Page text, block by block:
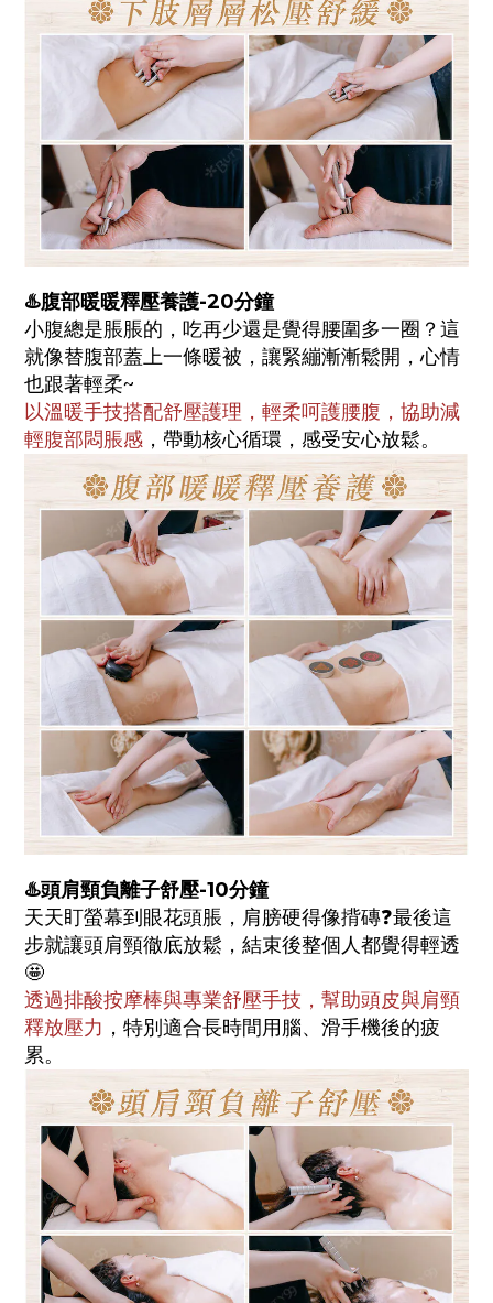
♨️腹部暖暖釋壓養護-20分鐘
小腹總是脹脹的，吃再少還是覺得腰圍多一圈？這
就像替腹部蓋上一條暖被，讓緊繃漸漸鬆開，心情
也跟著輕柔~
以溫暖手技搭配舒壓護理，輕柔呵護腰腹，協助減
輕腹部悶脹感 ，帶動核心循環，感受安心放鬆。
♨️頭肩頸負離子舒壓-10分鐘
天天盯螢幕到眼花頭脹，肩膀硬得像揹磚❓最後這
步就讓頭肩頸徹底放鬆，結束後整個人都覺得輕透
🤩
透過排酸按摩棒與專業舒壓手技，幫助頭皮與肩頸
釋放壓力 ，特別適合長時間用腦、滑手機後的疲
累。